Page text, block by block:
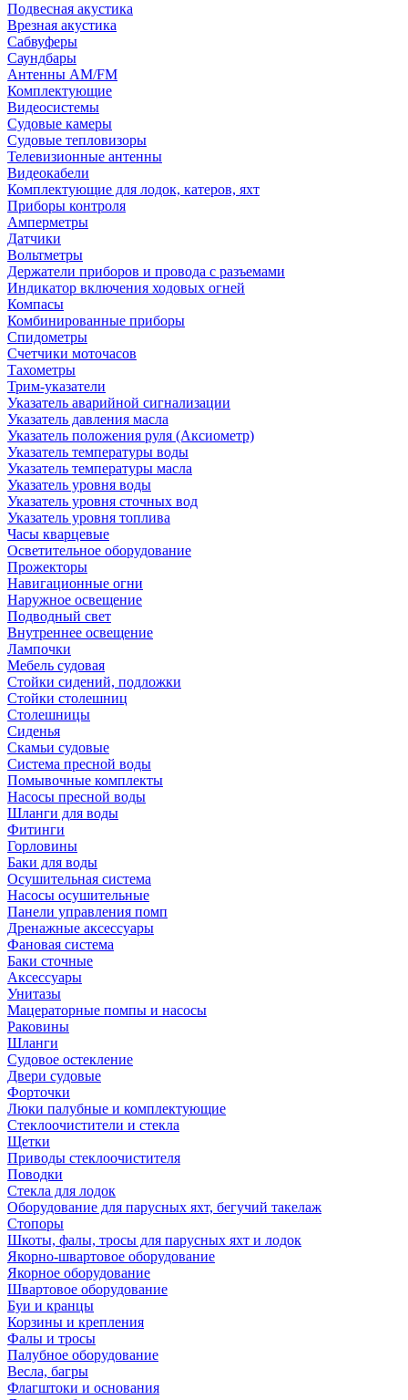
Подвесная акустика
Врезная акустика
Сабвуферы
Саундбары
Антенны AM/FM
Комплектующие
Видеосистемы
Судовые камеры
Cудовые тепловизоры
Телевизионные антенны
Видеокабели
Комплектующие для лодок, катеров, яхт
Приборы контроля
Амперметры
Датчики
Вольтметры
Держатели приборов и провода с разъемами
Индикатор включения ходовых огней
Компасы
Комбинированные приборы
Спидометры
Счетчики моточасов
Тахометры
Трим-указатели
Указатель аварийной сигнализации
Указатель давления масла
Указатель положения руля (Аксиометр)
Указатель температуры воды
Указатель температуры масла
Указатель уровня воды
Указатель уровня сточных вод
Указатель уровня топлива
Часы кварцевые
Осветительное оборудование
Прожекторы
Навигационные огни
Наружное освещение
Подводный свет
Внутреннее освещение
Лампочки
Мебель судовая
Стойки сидений, подложки
Стойки столешниц
Столешницы
Сиденья
Скамьи судовые
Система пресной воды
Помывочные комплекты
Насосы пресной воды
Шланги для воды
Фитинги
Горловины
Баки для воды
Осушительная система
Насосы осушительные
Панели управления помп
Дренажные аксессуары
Фановая система
Баки сточные
Аксессуары
Унитазы
Мацераторные помпы и насосы
Раковины
Шланги
Судовое остекление
Двери судовые
Форточки
Люки палубные и комплектующие
Стеклоочистители и стекла
Щетки
Приводы стеклоочистителя
Поводки
Стекла для лодок
Оборудование для парусных яхт, бегучий такелаж
Стопоры
Шкоты, фалы, тросы для парусных яхт и лодок
Якорно-швартовое оборудование
Якорное оборудование
Швартовое оборудование
Буи и кранцы
Корзины и крепления
Фалы и тросы
Палубное оборудование
Весла, багры
Флагштоки и основания